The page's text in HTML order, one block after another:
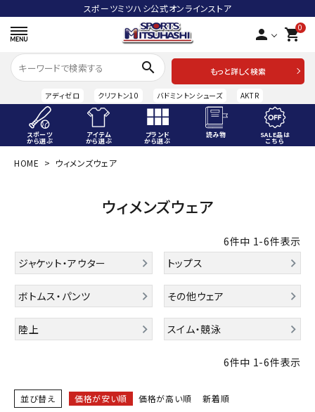
スポーツミツハシ公式オンラインストア
person 0
shopping_cart
search
もっと詳しく検索
アディゼロ クリフトン10 バドミントンシューズ AKTR
スポーツ
から選ぶ
アイテム
から選ぶ
ブランド
から選ぶ
読み物 SALE品は
こちら
ACCOUNT MENU
person
スポーツから選ぶ
アイテムから選ぶ
ブランドから選ぶ
INFORMATIOM
HOME ウィメンズウェア
ウィメンズウェア
6件中 1-6件表示
ジャケット・アウター
トップス
ボトムス・パンツ その他ウェア
陸上 スイム・競泳
6件中 1-6件表示
並び替え 価格が安い順 価格が高い順 新着順